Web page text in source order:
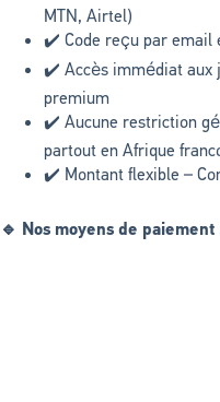
MTN, Airtel)
✔️ Code reçu par email
✔️ Accès immédiat aux
premium
✔️ Aucune restriction
partout en Afrique
✔️ Montant flexible –
🔹 Nos moyens de paiement